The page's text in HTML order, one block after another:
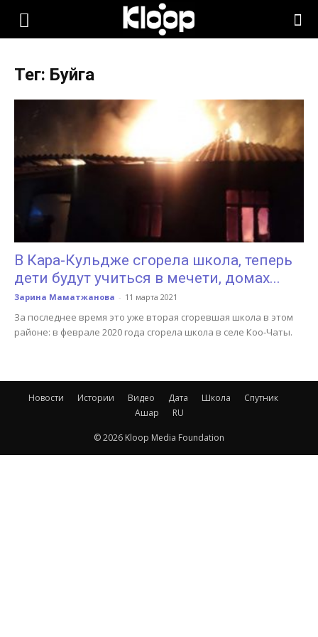
KLOOP.KG
Новости
Кыргызстана
Тег: Буйга
В Кара-Кульдже сгорела школа, теперь
дети будут учиться в мечети, домах...
Зарина Маматжанова - 11 марта 2021
За последнее время это уже вторая сгоревшая школа в этом
районе: в феврале 2020 года сгорела школа в селе Коо-Чаты.
Новости Истории Видео Дата Школа
Спутник
Ашар
RU
© 2026 Kloop Media Foundation